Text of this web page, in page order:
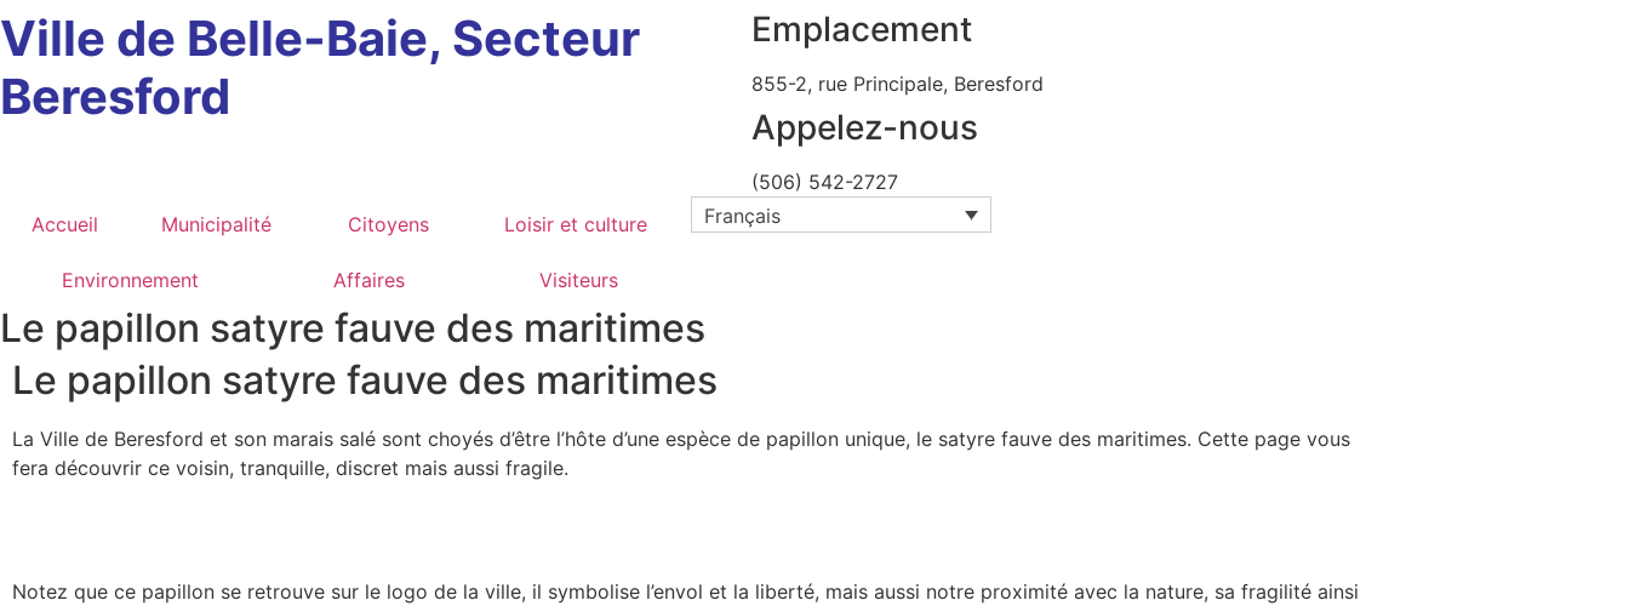
Ville de Belle-Baie, Secteur
Beresford
Emplacement
855-2, rue Principale, Beresford
Appelez-nous
(506) 542-2727
Accueil
Municipalité Citoyens Loisir et culture
Environnement Affaires Visiteurs
Français
Le papillon satyre fauve des maritimes
Le papillon satyre fauve des maritimes
La Ville de Beresford et son marais salé sont choyés d’être l’hôte d’une espèce de papillon unique, le satyre fauve des maritimes. Cette page vous
fera découvrir ce voisin, tranquille, discret mais aussi fragile.
Notez que ce papillon se retrouve sur le logo de la ville, il symbolise l’envol et la liberté, mais aussi notre proximité avec la nature, sa fragilité ainsi